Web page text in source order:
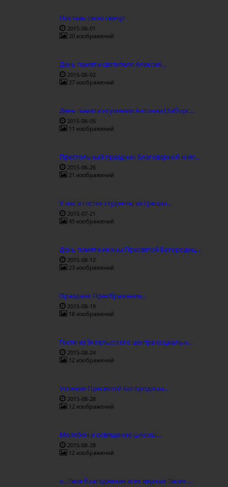
Поставь свою свечу!
2015-06-01
20 изображений
День памяти святителя Алексия...
2015-06-02
27 изображений
День памяти игумении Антонии (Заборс...
2015-06-05
11 изображений
Престольный праздник благоверной княг...
2015-06-26
21 изображений
У нас в гостях студенты из Греции...
2015-07-21
45 изображений
День памяти иконы Пресвятой Богородиц...
2015-08-12
23 изображений
Праздник Преображения...
2015-08-19
18 изображений
Гости из Энгельсского центра социальн...
2015-08-24
12 изображений
Успение Пресвятой Богородицы...
2015-08-28
12 изображений
Молебен и освящение школы...
2015-08-28
12 изображений
«…Твоя благодеяния всех верных Твоих ...